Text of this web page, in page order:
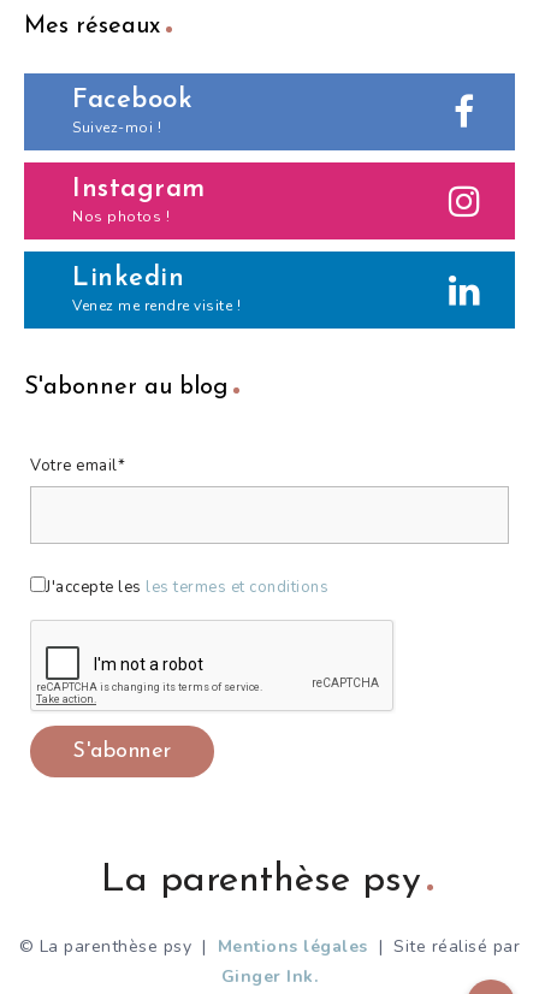
Mes réseaux
Facebook
Suivez-moi !
Instagram
Nos photos !
Linkedin
Venez me rendre visite !
S'abonner au blog
Votre email*
J'accepte les les termes et conditions
La parenthèse psy
© La parenthèse psy | Mentions légales | Site réalisé par
Ginger Ink.